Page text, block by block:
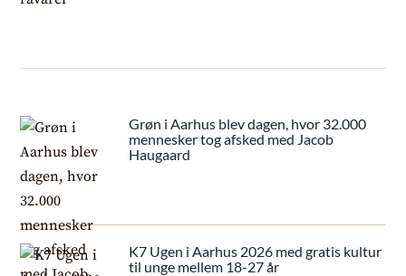
Grøn i Aarhus blev dagen, hvor 32.000
mennesker tog afsked med Jacob
Haugaard
K7 Ugen i Aarhus 2026 med gratis kultur
til unge mellem 18-27 år